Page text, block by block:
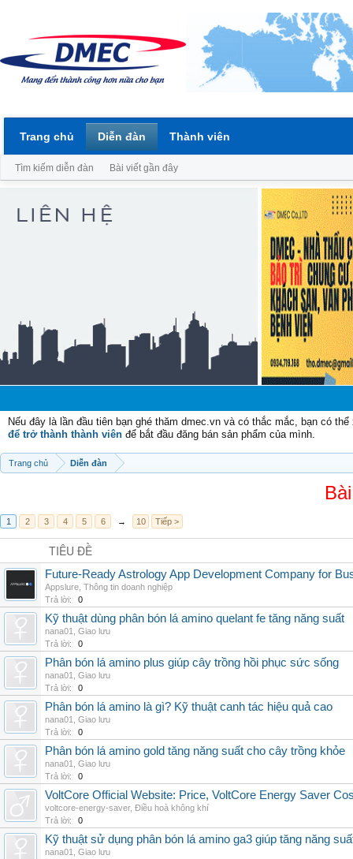
Nếu đây là lần đầu tiên bạn ghé thăm dmec.vn và có thắc mắc, bạn có
để trở thành thành viên để bắt đầu đăng bán sản phẩm của mình.
Trang chủ Diễn đàn
1 2 3 4 5 6 → 10 Tiếp >
TIÊU ĐỀ
Future-Ready Astrology App Development Company for
Appslure Thông tin doanh nghiệp
Trả lời:
0
Kỹ thuật dùng phân bón lá amino quelant fe tăng năng suất
nana01
Giao lưu
Trả lời:
0
Phân bón lá amino plus giúp cây trồng hồi phục sức sống
nana01
Giao lưu
Trả lời:
0
Phân bón lá amino là gì? Kỹ thuật canh tác hiệu quả cao
nana01
Giao lưu
Trả lời:
0
Phân bón lá amino gold tăng năng suất cho cây trồng khỏe
nana01
Giao lưu
Trả lời:
0
VoltCore Official Website: Price, VoltCore Energy Saver
voltcore-energy-saver, Điều hoà không khí
Trả lời:
0
Kỹ thuật sử dụng phân bón lá amino ga3 giúp tăng năng
nana01
Giao lưu
Trang chủ Diễn đàn
Tìm kiếm diễn đàn Bài viết gần đây
Thành viên